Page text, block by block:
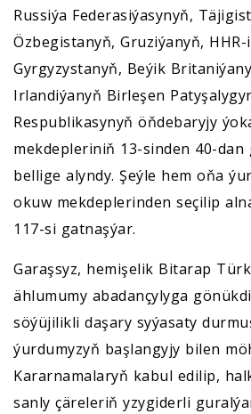
Russiýa Federasiýasynyň,
Özbegistanyň, Gruziýanyň,
Gyrgyzystanyň, Beýik
Irlandiýanyň Birleşen
Respublikasynyň öňdebaryjy
mekdepleriniň 13-sinden 40-
bellige alyndy. Şeýle hem oňa
okuw mekdeplerinden seçilip
117-si gatnaşýar.
Garaşsyz, hemişelik Bitarap
ählumumy abadançylyga
söýüjilikli daşary syýasaty
ýurdumyzyň başlangyjy bilen
Kararnamalaryň kabul edilip,
sanly çäreleriň yzygiderli